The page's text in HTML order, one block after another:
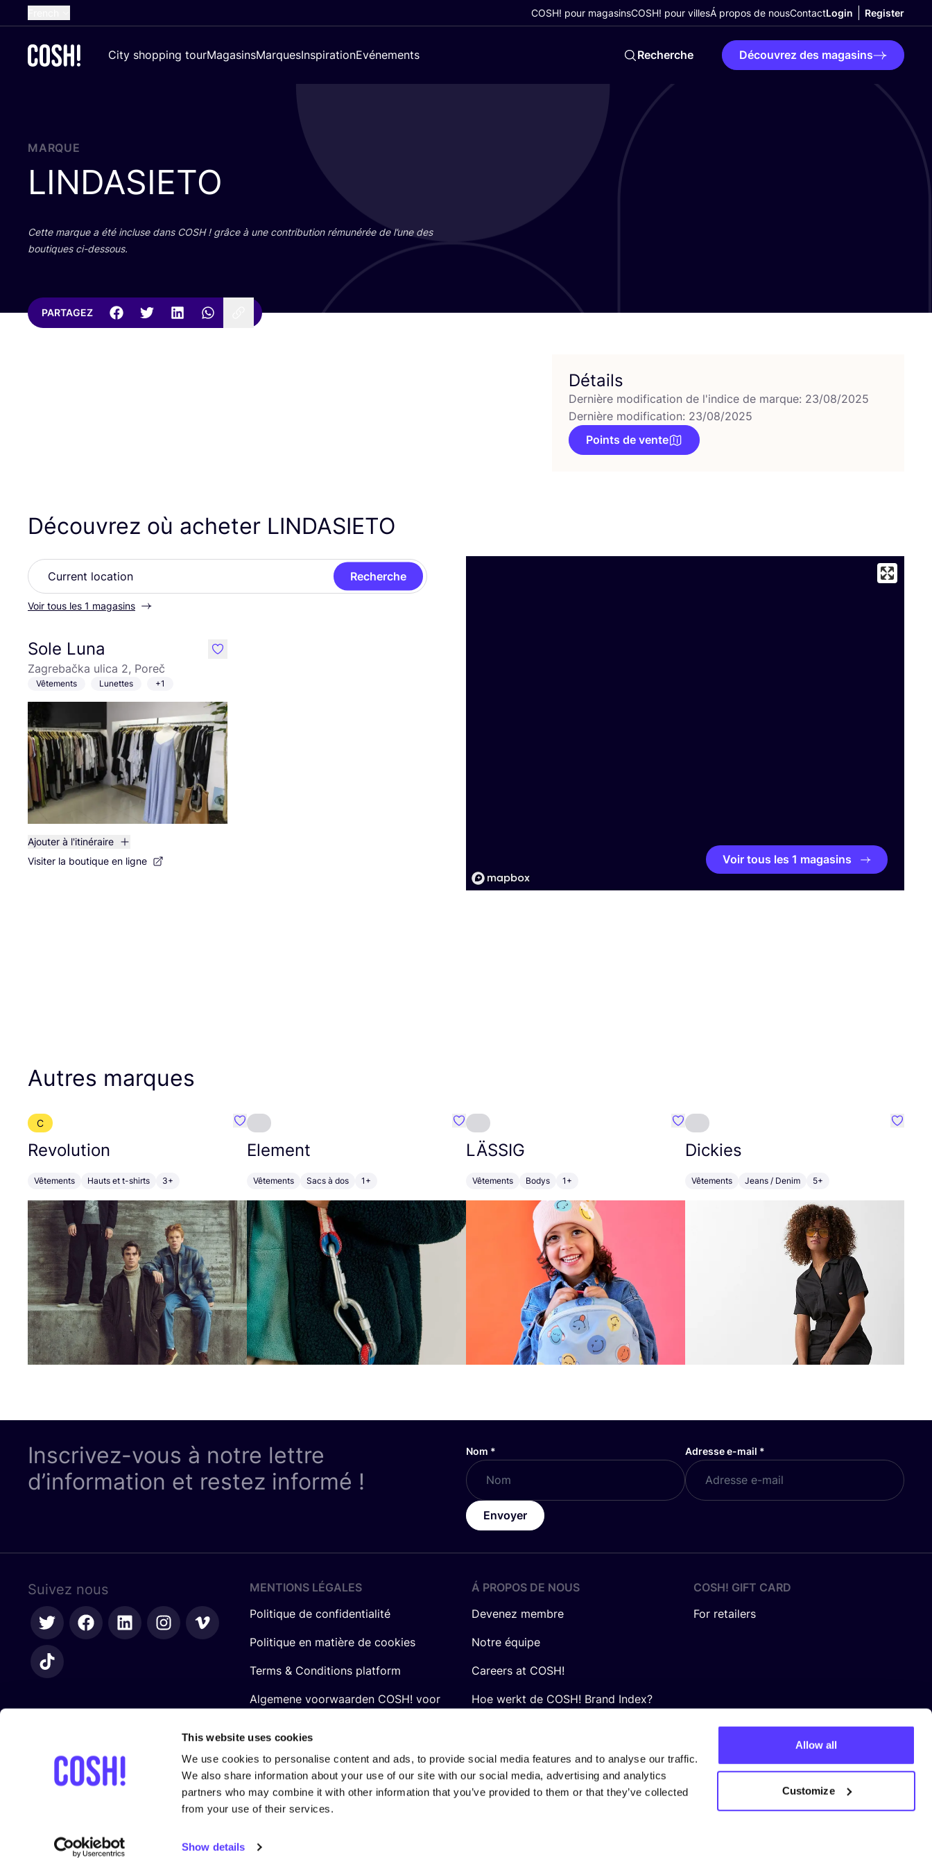
This website uses cookies
We use cookies to personalise content and ads, to provide social media features and to analyse our traffic.
We also share information about your use of our site with our social media, advertising and analytics
partners who may combine it with other information that you’ve provided to them or that they’ve collected
from your use of their services.
Show details
Allow all
Customize
Dutch
Croatian
COSH! pour magasinsCOSH! pour villesÁ propos de nousContactLogin Register
City shopping tourMagasinsMarquesInspirationEvénements Recherche Découvrez des magasins
MARQUE
LINDASIETO
Cette marque a été incluse dans COSH! grâce à une contri­bu­tion rému­né­rée de l’une des
bou­tiques ci-dessous.
PARTAGEZ
Détails
Dernière modification de l'indice de marque: 23/08/2025
Dernière modification: 23/08/2025
Points de vente
Découvrez où acheter LINDASIETO
Recherche
Voir tous les 1 magasins
Sole Luna
Zagrebačka ulica 2, Poreč
Vêtements Lunettes +1
Ajouter à l'itinéraire
Visiter la boutique en ligne
like
Voir tous les 1 magasins
Autres marques
C
Revolution
Vêtements Hauts et t-shirts 3+
Préféré {nom}
Element
Vêtements Sacs à dos 1+
Préféré {nom}
LÄSSIG
Vêtements Bodys 1+
Préféré {nom}
Dickies
Vêtements Jeans / Denim 5+
Inscrivez-vous à notre lettre
d’information et restez informé !
Nom * Adresse e-mail *
Envoyer
Suivez nous
MENTIONS LÉGALES
Politique de confidentialité
Politique en matière de cookies
Terms & Conditions platform
Algemene voorwaarden COSH! voor
Á PROPOS DE NOUS
Devenez membre
Notre équipe
Careers at COSH!
Hoe werkt de COSH! Brand Index?
COSH! GIFT CARD
For retailers